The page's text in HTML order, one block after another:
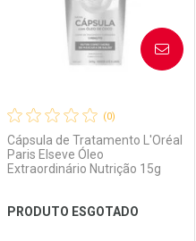
(0)
Cápsula de Tratamento L'Oréal
Paris Elseve Óleo
Extraordinário Nutrição 15g
PRODUTO ESGOTADO
AVISE-ME